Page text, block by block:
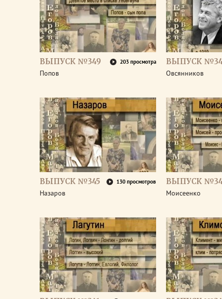
ВЫПУСК №349 203 просмотра
Попов
ВЫПУСК
Овсянников
ВЫПУСК №345 130 просмотров
Назаров
ВЫПУСК
Моисеенко